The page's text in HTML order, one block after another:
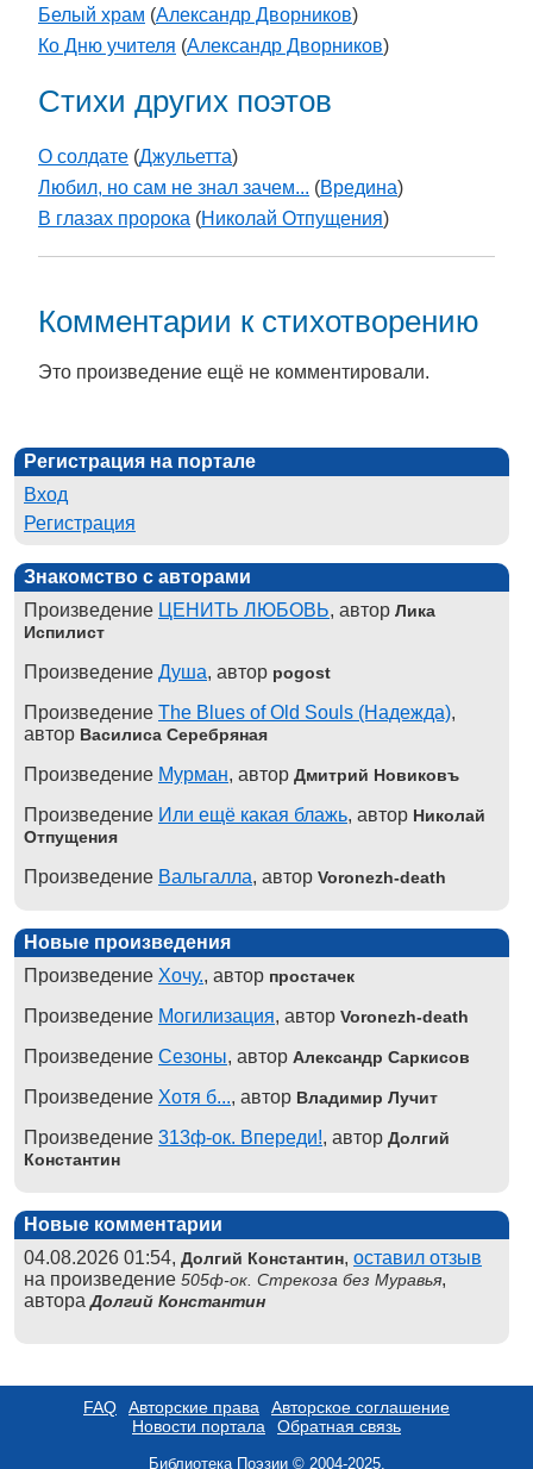
Белый храм (Александр Дворников)
Ко Дню учителя (Александр Дворников)
Стихи других поэтов
О солдате (Джульетта)
Любил, но сам не знал зачем... (Вредина)
В глазах пророка (Николай Отпущения)
Комментарии к стихотворению
Это произведение ещё не комментировали.
Регистрация на портале
Вход
Регистрация
Знакомство с авторами
Произведение ЦЕНИТЬ ЛЮБОВЬ, автор Лика
Испилист
Произведение Душа, автор pogost
Произведение The Blues of Old Souls (Надежда),
автор Василиса Серебряная
Произведение Мурман, автор Дмитрий Новиковъ
Произведение Или ещё какая блажь, автор Николай
Отпущения
Произведение Вальгалла, автор Voronezh-death
Новые произведения
Произведение Хочу., автор простачек
Произведение Могилизация, автор Voronezh-death
Произведение Сезоны, автор Александр Саркисов
Произведение Хотя б..., автор Владимир Лучит
Произведение 313ф-ок. Впереди!, автор Долгий
Константин
Новые комментарии
04.08.2026 01:54, Долгий Константин, оставил отзыв
на произведение 505ф-ок. Стрекоза без Муравья,
автораДолгий Константин
FAQ Авторские права
Авторское соглашение
Новости портала
Обратная связь
Библиотека Поэзии © 2004-2025.